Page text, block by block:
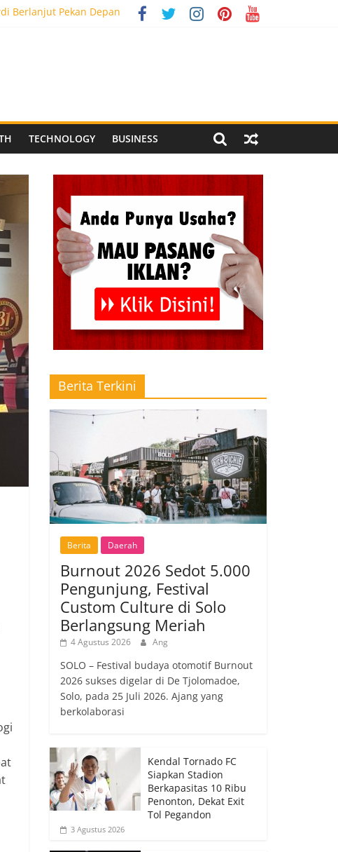
Berlanjut Pekan Depan
Pegandon
Social Media Tracking
TECHNOLOGY BUSINESS
Berita Terkini
Berita Daerah
Burnout 2026 Sedot 5.000
Pengunjung, Festival
Custom Culture di Solo
Berlangsung Meriah
4 Agustus 2026 Ang
SOLO – Festival budaya otomotif Burnout
2026 sukses digelar di De Tjolomadoe,
Solo, pada 25 Juli 2026. Ajang yang
berkolaborasi
Kendal Tornado FC
Siapkan Stadion
Berkapasitas 10 Ribu
Penonton, Dekat Exit
Tol Pegandon
3 Agustus 2026